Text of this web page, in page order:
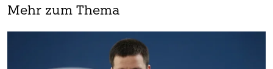
Mehr zum Thema